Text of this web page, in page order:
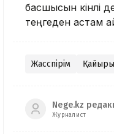
басшысын кінәлі
теңгеден астам
Жасөспірім
Nege.kz
Журналист